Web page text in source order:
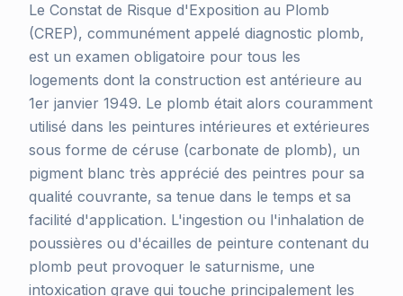
Le Constat de Risque d'Exposition au Plomb
(CREP), communément appelé diagnostic plomb,
est un examen obligatoire pour tous les
logements dont la construction est antérieure au
1er janvier 1949. Le plomb était alors couramment
utilisé dans les peintures intérieures et extérieures
sous forme de céruse (carbonate de plomb), un
pigment blanc très apprécié des peintres pour sa
qualité couvrante, sa tenue dans le temps et sa
facilité d'application. L'ingestion ou l'inhalation de
poussières ou d'écailles de peinture contenant du
plomb peut provoquer le saturnisme, une
intoxication grave qui touche principalement les